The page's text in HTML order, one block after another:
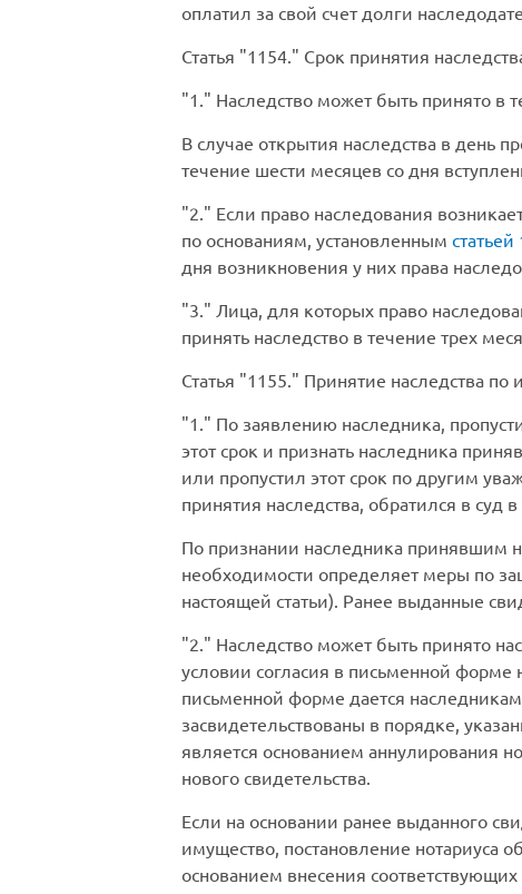
оплатил за свой счет долги
Статья
1154.
Срок принятия
1.
Наследство может быть принято в
В случае открытия наследства в день
течение шести месяцев со дня
2.
Если право наследования
по основаниям, установленным статьей
дня возникновения у них права
3.
Лица, для которых право
принять наследство в течение трех
Статья
1155.
Принятие наследства по
1.
По заявлению наследника,
этот срок и признать наследника
или пропустил этот срок по другим
принятия наследства, обратился в суд
По признании наследника принявшим
необходимости определяет меры по
настоящей статьи). Ранее выданные
2.
Наследство может быть принято
условии согласия в письменной форме
письменной форме дается
засвидетельствованы в порядке,
является основанием аннулирования
нового свидетельства.
Если на основании ранее выданного
имущество, постановление нотариуса
основанием внесения